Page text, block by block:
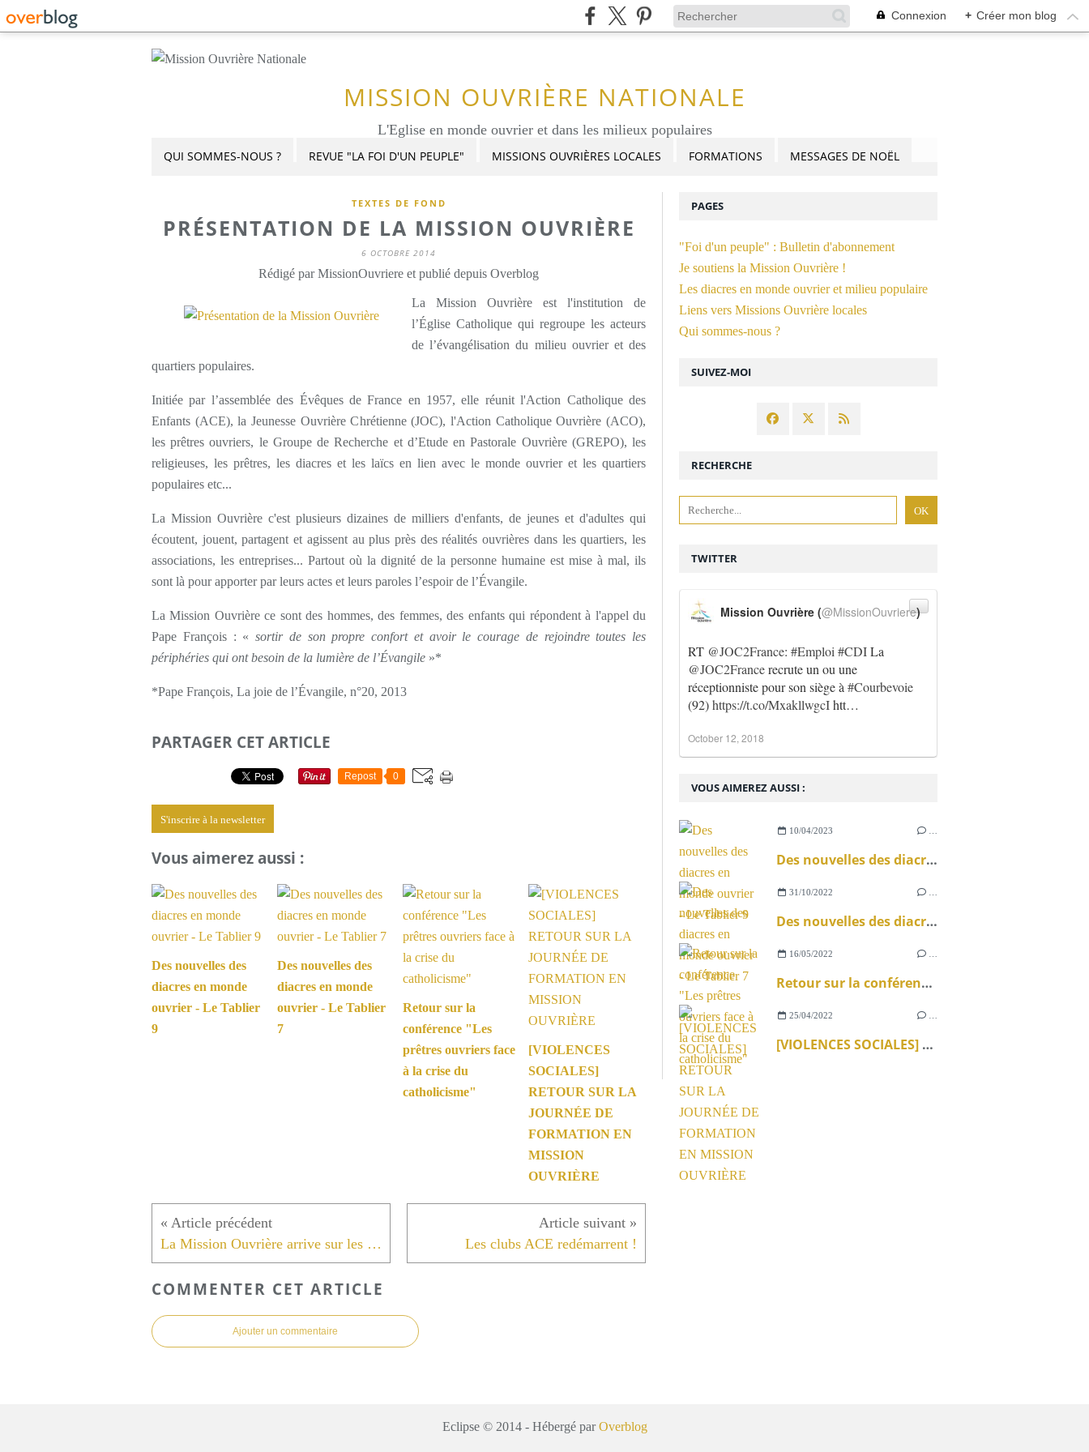
Connexion + Créer mon blog
MISSION OUVRIÈRE NATIONALE
L'Eglise en monde ouvrier et dans les milieux populaires
QUI SOMMES-NOUS ? REVUE "LA FOI D'UN PEUPLE" MISSIONS OUVRIÈRES LOCALES FORMATIONS MESSAGES DE NOËL
TEXTES DE FOND
PRÉSENTATION DE LA MISSION OUVRIÈRE
6 OCTOBRE 2014
Rédigé par MissionOuvriere et publié depuis Overblog
La Mission Ouvrière est l'institution de
l’Église Catholique qui regroupe les acteurs
de l’évangélisation du milieu ouvrier et des
quartiers populaires.
Initiée par l’assemblée des Évêques de France en 1957, elle réunit l'Action Catholique des
Enfants (ACE), la Jeunesse Ouvrière Chrétienne (JOC), l'Action Catholique Ouvrière (ACO),
les prêtres ouvriers, le Groupe de Recherche et d’Etude en Pastorale Ouvrière (GREPO), les
religieuses, les prêtres, les diacres et les laïcs en lien avec le monde ouvrier et les quartiers
populaires etc...
La Mission Ouvrière c'est plusieurs dizaines de milliers d'enfants, de jeunes et d'adultes qui
écoutent, jouent, partagent et agissent au plus près des réalités ouvrières dans les quartiers, les
associations, les entreprises... Partout où la dignité de la personne humaine est mise à mal, ils
sont là pour apporter par leurs actes et leurs paroles l’espoir de l’Évangile.
La Mission Ouvrière ce sont des hommes, des femmes, des enfants qui répondent à l'appel du
Pape François : « sortir de son propre confort et avoir le courage de rejoindre toutes les
périphéries qui ont besoin de la lumière de l’Évangile »*
*Pape François, La joie de l’Évangile, n°20, 2013
PARTAGER CET ARTICLE
Repost 0
S'inscrire à la newsletter
Vous aimerez aussi :
Des nouvelles des
diacres en monde
ouvrier - Le Tablier
9
Des nouvelles des
diacres en monde
ouvrier - Le Tablier
7
Retour sur la
conférence "Les
prêtres ouvriers face
à la crise du
catholicisme"
[VIOLENCES
SOCIALES]
RETOUR SUR LA
JOURNÉE DE
FORMATION EN
MISSION
OUVRIÈRE
La Mission Ouvrière arrive sur les réseaux sociaux Les clubs ACE redémarrent !
COMMENTER CET ARTICLE
Ajouter un commentaire
SUIVEZ-MOI
RECHERCHE
VOUS AIMEREZ AUSSI :
10/04/2023
Des nouvelles des diacres en monde ouvrier - Le Tablier 9
31/10/2022
Des nouvelles des diacres en monde ouvrier - Le Tablier 7
16/05/2022
Retour sur la conférence "Les prêtres ouvriers face à la crise du catholicisme"
25/04/2022
[VIOLENCES SOCIALES] RETOUR SUR LA JOURNÉE DE FORMATION EN MISSION OUVRIÈRE
TWITTER
RT @JOC2France: #Emploi #CDILa
@JOC2Francerecrute un ou une
réceptionniste pour son siège à #Courbevoie
(92)https://t.co/MxakllwgcIhtt…
Mission Ouvrière (@MissionOuvriere)
October 12, 2018
PAGES
"Foi d'un peuple" : Bulletin d'abonnement
Je soutiens la Mission Ouvrière !
Les diacres en monde ouvrier et milieu populaire
Liens vers Missions Ouvrière locales
Qui sommes-nous ?
Eclipse © 2014 - Hébergé parOverblog